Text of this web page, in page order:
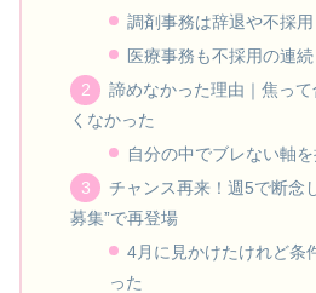
調剤事務は辞退や不採用
医療事務も不採用の連続
諦めなかった理由｜焦っ
くなかった
自分の中でブレない軸
チャンス再来！週5で断念
募集”で再登場
4月に見かけたけれど条
った